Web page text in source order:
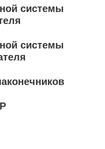
системы
системы